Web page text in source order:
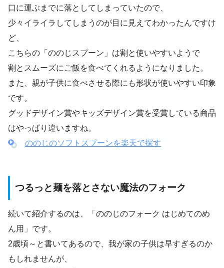
口に運ぶまでに落としてしまっていたので、
少々イライラしてしまうのが目に見えてわかったんですけ
ど、
こちらの「ののじスプーン」は割と使いやすいようで
割とスムーズにご飯を食べてくれるようになりました。
また、親が子供に食べさせる際にも形状が使いやすい印象
です。
グッドデザイン賞やキッズデザイン賞を受賞している商品
はやっぱり違いますね。
ののじのソフトスプーンを楽天で探す
つるっと麺を落とさない魔法のフォーク
続いて紹介するのは、「ののじのフォーク はじめてのめ
ん用」です。
2歳頃～と書いてあるので、我が家の子供は早すぎるのか
もしれませんが、